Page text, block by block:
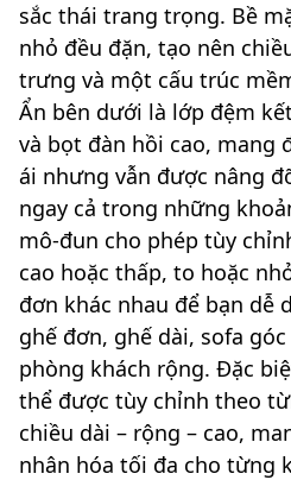
sắc thái trang trọng. Bề
nhỏ đều đặn, tạo nên
trưng và một cấu trúc
Ẩn bên dưới là lớp đệm
và bọt đàn hồi cao, mang
ái nhưng vẫn được nâng
ngay cả trong những
mô-đun cho phép tùy
cao hoặc thấp, to hoặc
đơn khác nhau để bạn dễ
ghế đơn, ghế dài, sofa
phòng khách rộng. Đặc
thể được tùy chỉnh theo
chiều dài – rộng – cao,
nhân hóa tối đa cho từng